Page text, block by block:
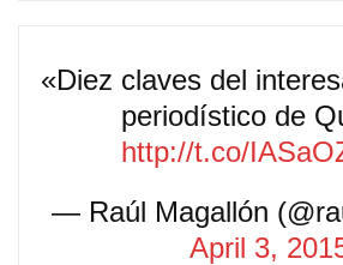
«Diez claves del
periodístico de
http://t.co/
— Raúl Magallón
April 3,